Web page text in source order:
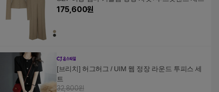
175,600원
[브리치] 허그허그 / UIM 웹 정장 라운드 투피스 세
트
32,800원